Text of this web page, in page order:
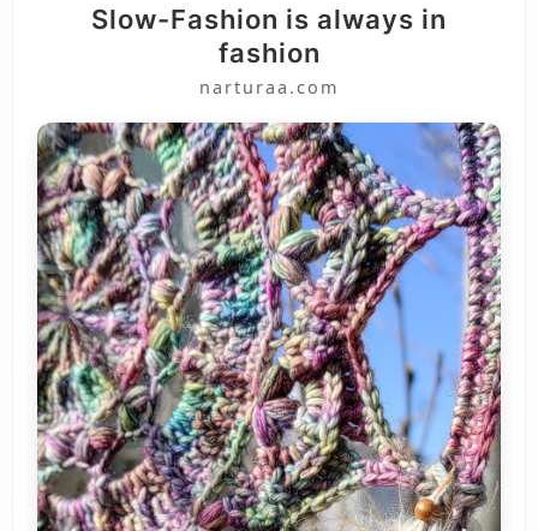
Slow-Fashion is always in
fashion
narturaa.com